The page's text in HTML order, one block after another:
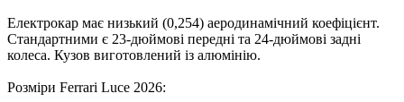
Електрокар має низький (0,254) аеродинамічний коефіцієнт.
Стандартними є 23-дюймові передні та 24-дюймові задні
колеса. Кузов виготовлений із алюмінію.
Розміри Ferrari Luce 2026: